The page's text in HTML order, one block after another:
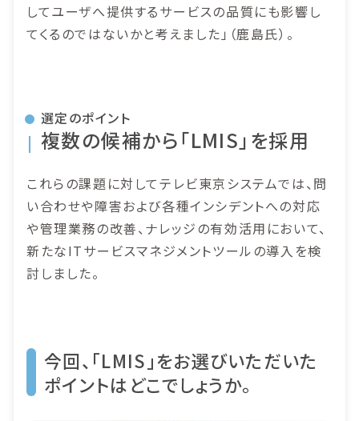
してユーザへ提供するサービスの品質にも影響し
てくるのではないかと考えました」（鹿島氏）。
選定のポイント
複数の候補から「LMIS」を採用
これらの課題に対してテレビ東京システムでは、問
い合わせや障害および各種インシデントへの対応
や管理業務の改善、ナレッジの有効活用において、
新たなITサービスマネジメントツールの導入を検
討しました。
今回、「LMIS」をお選びいただいた
ポイントはどこでしょうか。